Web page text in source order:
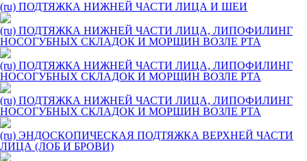
(ru) ПОДТЯЖКА НИЖНЕЙ ЧАСТИ ЛИЦА И ШЕИ
(ru) ПОДТЯЖКА НИЖНЕЙ ЧАСТИ ЛИЦА, ЛИПОФИЛИНГ
НОСОГУБНЫХ СКЛАДОК И МОРЩИН ВОЗЛЕ РТА
(ru) ПОДТЯЖКА НИЖНЕЙ ЧАСТИ ЛИЦА, ЛИПОФИЛИНГ
НОСОГУБНЫХ СКЛАДОК И МОРЩИН ВОЗЛЕ РТА
(ru) ПОДТЯЖКА НИЖНЕЙ ЧАСТИ ЛИЦА, ЛИПОФИЛИНГ
НОСОГУБНЫХ СКЛАДОК И МОРЩИН ВОЗЛЕ РТА
(ru) ЭНДОСКОПИЧЕСКАЯ ПОДТЯЖКА ВЕРХНЕЙ ЧАСТИ
ЛИЦА (ЛОБ И БРОВИ)